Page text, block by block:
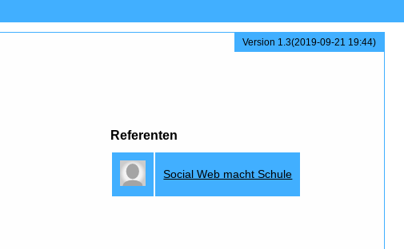
Version 1.3(2019-09-21 19:44)
Referenten
Social Web macht Schule